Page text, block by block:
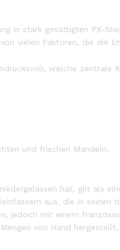
in stark gesättigten PX-
vielen Faktoren, die die
welche zentrale
und frischen Mandeln.
hat, gilt als
aus, die in
jedoch mit einem
von Hand